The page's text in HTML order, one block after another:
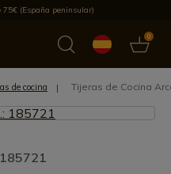
(España peninsular)
0
Los más vendidos
de cocina Tijeras de Cocina